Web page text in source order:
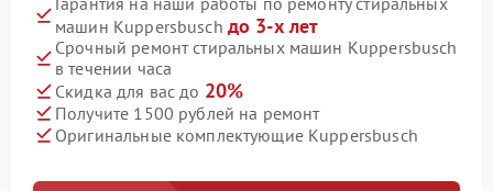
машин Kuppersbusch до 3-х лет
Срочный ремонт стиральных машин Kuppersbusch
в течении часа
Скидка для вас до 20%
Получите 1500 рублей на ремонт
Оригинальные комплектующие Kuppersbusch